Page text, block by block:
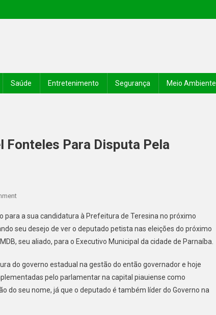
Saúde Entretenimento Segurança Meio Ambiente
Fonteles Para Disputa Pela
para a sua candidatura à Prefeitura de Teresina no próximo
seu desejo de ver o deputado petista nas eleições do próximo
seu aliado, para o Executivo Municipal da cidade de Parnaíba.
do governo estadual na gestão do então governador e hoje
pelo parlamentar na capital piauiense como
do seu nome, já que o deputado é também líder do Governo na